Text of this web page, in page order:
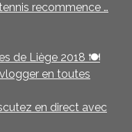
recommence …
de Liège 2018 🍽
en toutes
en direct avec